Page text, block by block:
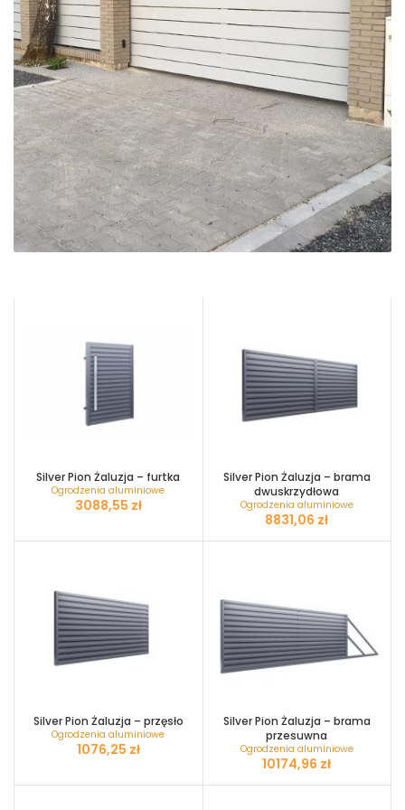
Silver Pion Żaluzja – furtka
Ogrodzenia aluminiowe
zł
Silver Pion Żaluzja – brama
dwuskrzydłowa
Ogrodzenia aluminiowe
zł
Silver Pion Żaluzja – przęsło
Ogrodzenia aluminiowe
zł
Silver Pion Żaluzja – brama
przesuwna
Ogrodzenia aluminiowe
zł